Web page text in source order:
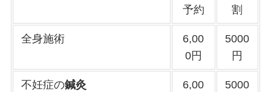
予約
割
全身施術
6,00
0円
5000
円
不妊症の鍼灸
6,00
5000